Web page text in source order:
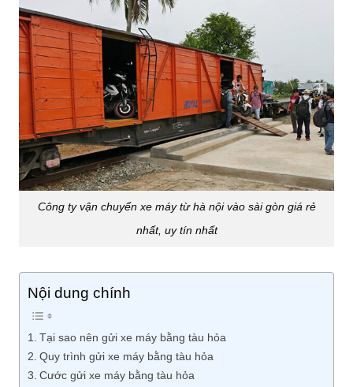
Công ty vận chuyển xe máy từ hà nội vào sài gòn giá rẻ
nhất, uy tín nhất
Nội dung chính
Tại sao nên gửi xe máy bằng tàu hỏa
Quy trình gửi xe máy bằng tàu hỏa
Cước gửi xe máy bằng tàu hỏa